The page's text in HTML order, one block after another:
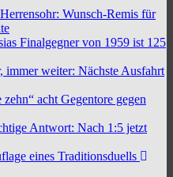
Wunsch-Remis für
Finalgegner von 1959 ist 125
immer weiter: Nächste Ausfahrt
zehn“ acht Gegentore gegen
Antwort: Nach 1:5 jetzt
eines Traditionsduells